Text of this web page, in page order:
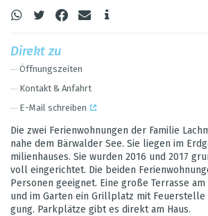
Direkt zu
Öff­nungs­zei­ten
Kon­takt & Anfahrt
E-Mail schrei­ben
Die zwei Feri­en­woh­nun­gen der Fami­lie
nahe dem Bär­wal­der See. Sie lie­gen im
mi­li­en­hau­ses. Sie wur­den 2016 und 2017
voll ein­ge­rich­tet. Die bei­den
Per­so­nen geeig­net. Eine große Ter­rasse
und im Gar­ten ein Grill­platz mit
gung. Park­plätze gibt es direkt am Haus.